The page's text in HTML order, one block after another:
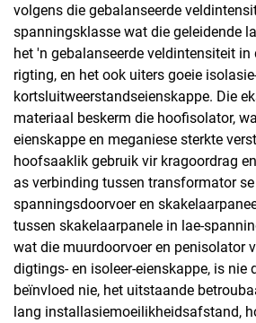
volgens die gebalanseerde
spanningsklasse wat die geleidende
het 'n gebalanseerde veldintensiteit
rigting, en het ook uiters goeie
kortsluitweerstandseienskappe. Die
materiaal beskerm die hoofisolator,
eienskappe en meganiese sterkte
hoofsaaklik gebruik vir kragoordrag
as verbinding tussen transformator se
spanningsdoorvoer en
tussen skakelaarpanele in lae-
wat die muurdoorvoer en penisolator
digtings- en isoleer-eienskappe, is nie
beïnvloed nie, het uitstaande
lang installasiemoeilikheidsafstand,